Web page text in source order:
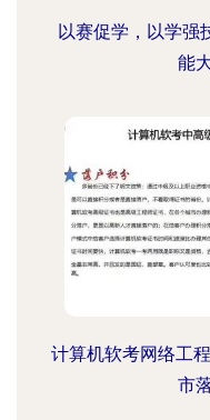
以赛促学，以学
能
计算机软考网络工
市